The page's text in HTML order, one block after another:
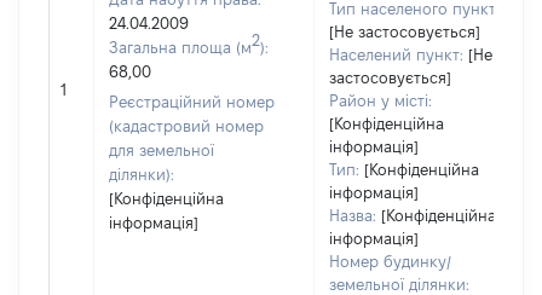
1
24.04.2009
Загальна площа (м2):
68,00
Реєстраційний номер
(кадастровий номер
для земельної
ділянки):
[Конфіденційна
інформація]
Тип населеного пункту:
[Не застосовується]
Населений пункт: [Не
застосовується]
Район у місті:
[Конфіденційна
інформація]
Тип: [Конфіденційна
інформація]
Назва: [Конфіденційна
інформація]
Номер будинку/
земельної ділянки: